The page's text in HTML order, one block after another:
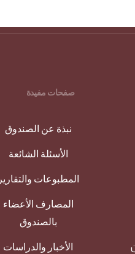
صفحات مفيدة
نبذة عن الصندوق
الأسئلة الشائعة
المطبوعات والتقارير
المصارف الأعضاء
بالصندوق‬
الأخبار والدراسات